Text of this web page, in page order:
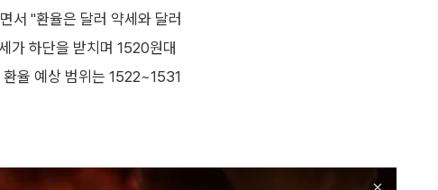
서 "환율은 달러 약세와 달러
가 하단을 받치며 1520원대
율 예상 범위는 1522~1531